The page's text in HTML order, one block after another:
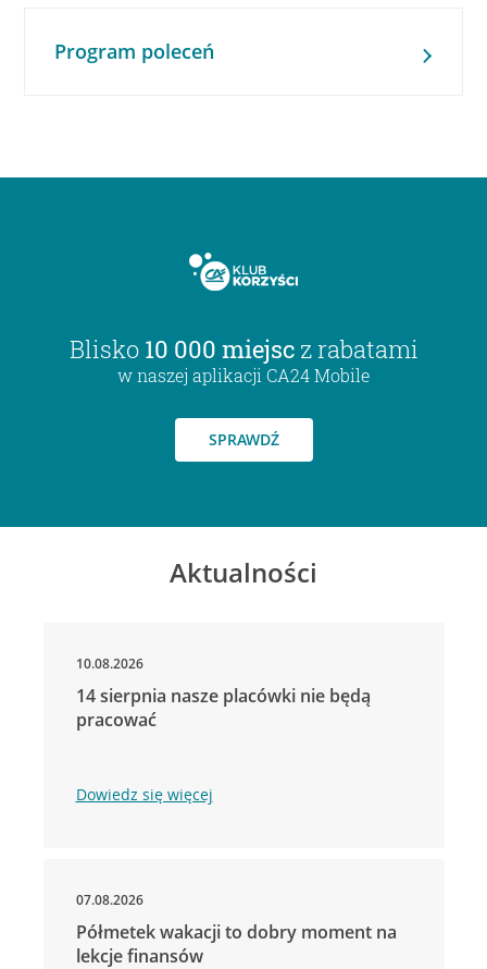
Program poleceń
Blisko 10 000 miejsc z rabatami
w naszej aplikacji CA24 Mobile
SPRAWDŹ
Aktualności
10.08.2026
14 sierpnia nasze placówki nie będą
pracować
Dowiedz się więcej
07.08.2026
Półmetek wakacji to dobry moment na
lekcje finansów